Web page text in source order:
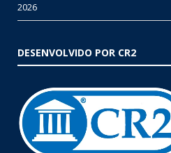
2026
DESENVOLVIDO POR CR2